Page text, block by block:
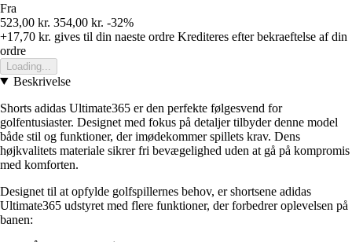
Fra
523,00 kr. 354,00 kr. -32%
+17,70 kr. gives til din naeste ordre Krediteres efter bekraeftelse af din
ordre
Loading...
Beskrivelse
Shorts adidas Ultimate365 er den perfekte følgesvend for
golfentusiaster. Designet med fokus på detaljer tilbyder denne model
både stil og funktioner, der imødekommer spillets krav. Dens
højkvalitets materiale sikrer fri bevægelighed uden at gå på kompromis
med komforten.
Designet til at opfylde golfspillernes behov, er shortsene adidas
Ultimate365 udstyret med flere funktioner, der forbedrer oplevelsen på
banen: